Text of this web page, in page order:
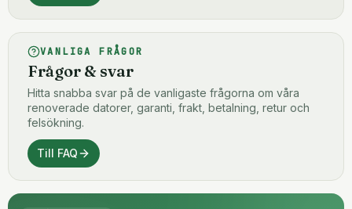
VANLIGA FRÅGOR
Frågor & svar
Hitta snabba svar på de vanligaste frågorna om våra
renoverade datorer, garanti, frakt, betalning, retur och
felsökning.
Till FAQ